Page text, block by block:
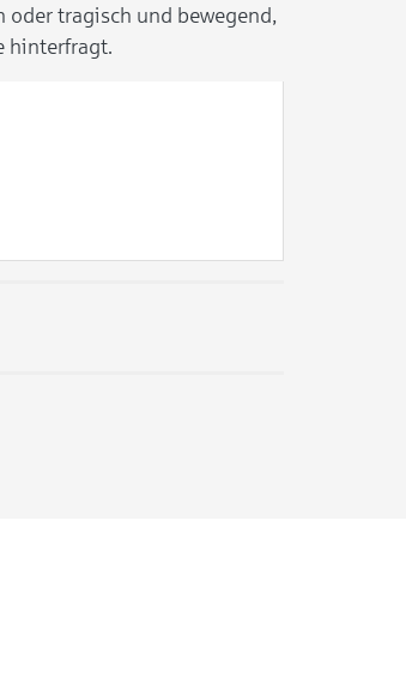
oder tragisch und bewegend,
hinterfragt.